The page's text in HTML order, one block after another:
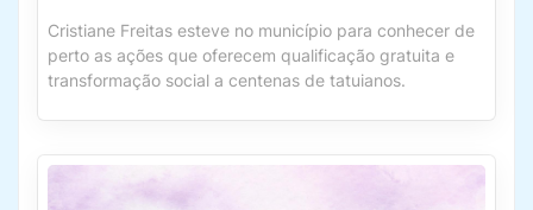
Cristiane Freitas esteve no município para conhecer de
perto as ações que oferecem qualificação gratuita e
transformação social a centenas de tatuianos.